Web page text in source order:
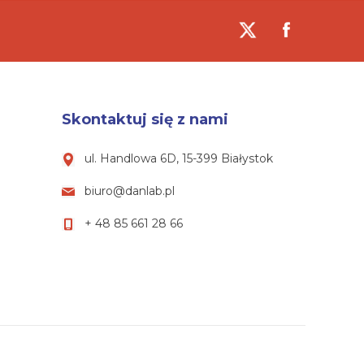
Skontaktuj się z nami
ul. Handlowa 6D, 15-399 Białystok
biuro@danlab.pl
+ 48 85 661 28 66